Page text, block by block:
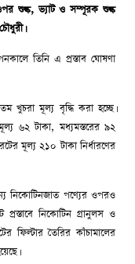
ওপর শুল্ক, ভ্যাট ও সম্পূরক শুল্ক
তিনি এ প্রস্তাব ঘোষণা
খুচরা মূল্য বৃদ্ধি করা হচ্ছে।
৬২ টাকা, মধ্যমস্তরের ৯২
মূল্য ২১০ টাকা নির্ধারণের
নিকোটিনজাত পণ্যের ওপরও
নিকোটিন গ্রানুলস ও
ফিল্টার তৈরির কাঁচামালের